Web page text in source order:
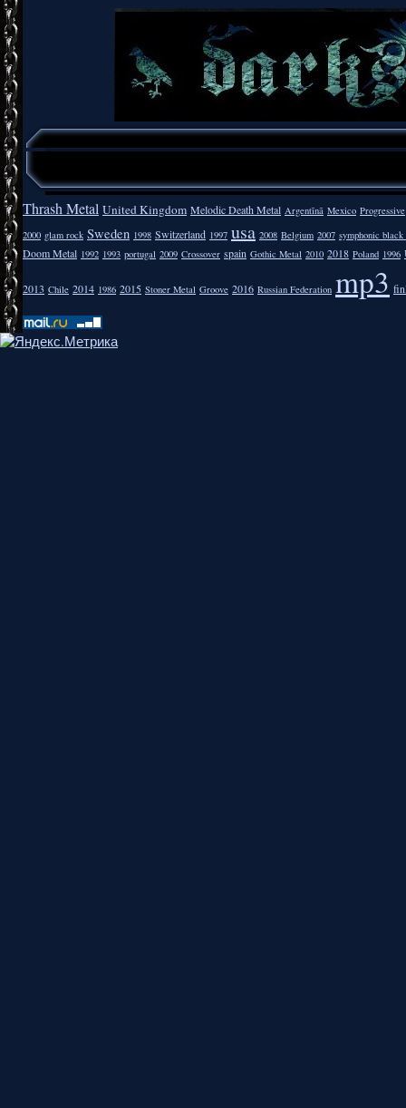
Thrash Metal United Kingdom Melodic Death Metal Argentīnā Mexico Progressive
2000 glam rock Sweden 1998 Switzerland 1997 usa 2008 Belgium 2007 symphonic
Doom Metal 1992 1993 portugal 2009 Crossover spain Gothic Metal 2010 2018 Poland 1996
2013 Chile 2014 1986 2015 Stoner Metal Groove 2016 Russian Federation mp3